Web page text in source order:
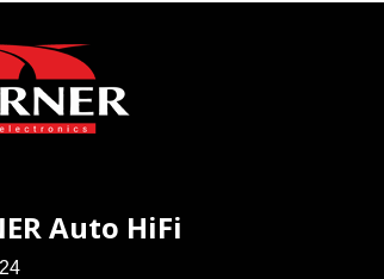
Auto HiFi